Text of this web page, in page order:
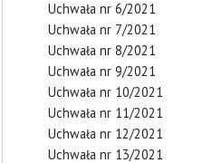
Uchwała nr 6/2021
Uchwała nr 7/2021
Uchwała nr 8/2021
Uchwała nr 9/2021
Uchwała nr 10/2021
Uchwała nr 11/2021
Uchwała nr 12/2021
Uchwała nr 13/2021